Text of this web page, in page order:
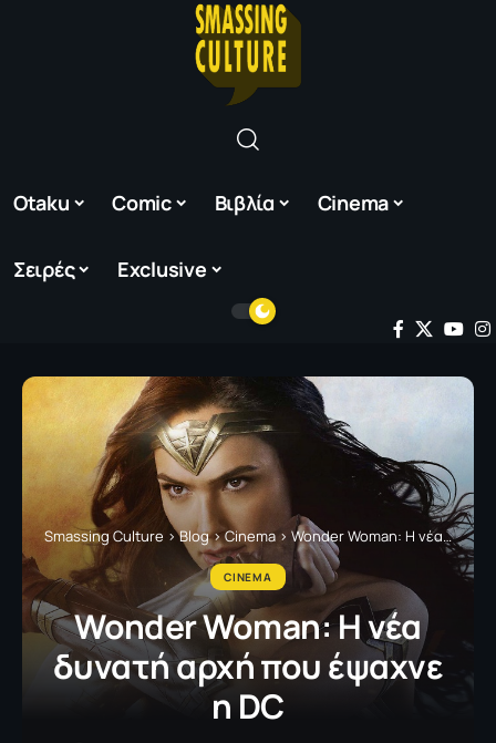
Otaku Comic Βιβλία Cinema
Σειρές Exclusive
Smassing Culture >Blog>Cinema> Wonder Woman: Η νέα δυνατή αρχή που έψαχνε η DC
CINEMA
Wonder Woman: Η νέα
δυνατή αρχή που έψαχνε
η DC